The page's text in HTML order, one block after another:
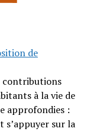
de
contributions
à la vie de
approfondies :
s’appuyer sur la